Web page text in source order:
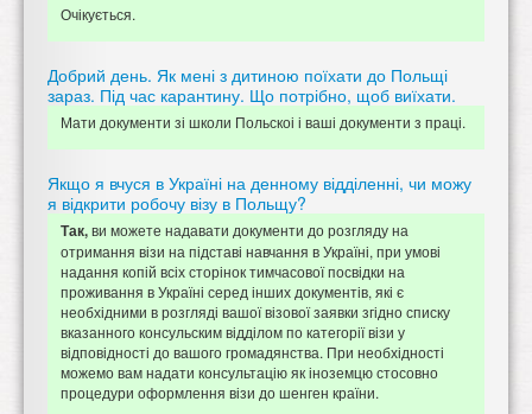
Очікується.
Добрий день. Як мені з дитиною поїхати до Польщі
зараз. Під час карантину. Що потрібно, щоб виїхати.
Мати документи зі школи Польскоі і ваші документи з праці.
Якщо я вчуся в Україні на денному відділенні, чи можу
я відкрити робочу візу в Польщу?
Так,ви можете надавати документи до розгляду на
отримання візи на підставі навчання в Україні, при умові
надання копій всіх сторінок тимчасової посвідки на
проживання в Україні серед інших документів, які є
необхідними в розгляді вашої візової заявки згідно списку
вказанного консульским відділом по категорії візи у
відповідності до вашого громадянства. При необхідності
можемо вам надати консультацію як іноземцю стосовно
процедури оформлення візи до шенген країни.